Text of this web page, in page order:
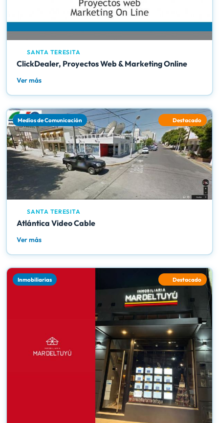
SANTA TERESITA
ClickDealer, Proyectos Web & Marketing Online
Ver más
Medios de Comunicación Destacado
SANTA TERESITA
Atlántica Video Cable
Ver más
Inmobiliarias Destacado